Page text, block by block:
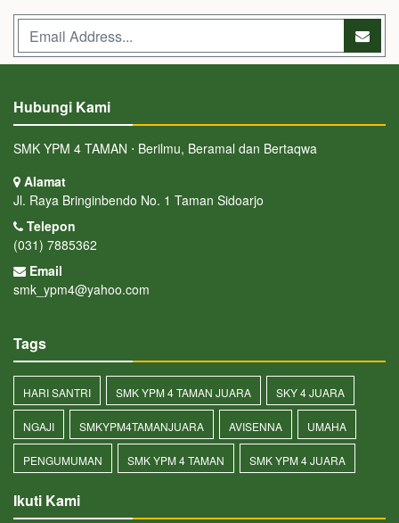
Hubungi Kami
SMK YPM 4 TAMAN ⋅ Berilmu, Beramal dan Bertaqwa
Alamat
Jl. Raya Bringinbendo No. 1 Taman Sidoarjo
Telepon
(031) 7885362
Email
smk_ypm4@yahoo.com
Tags
HARI SANTRI SMK YPM 4 TAMAN JUARA SKY 4 JUARA
NGAJI SMKYPM4TAMANJUARA AVISENNA UMAHA
PENGUMUMAN SMK YPM 4 TAMAN SMK YPM 4 JUARA
Ikuti Kami